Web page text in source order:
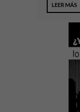
LEER MÁS